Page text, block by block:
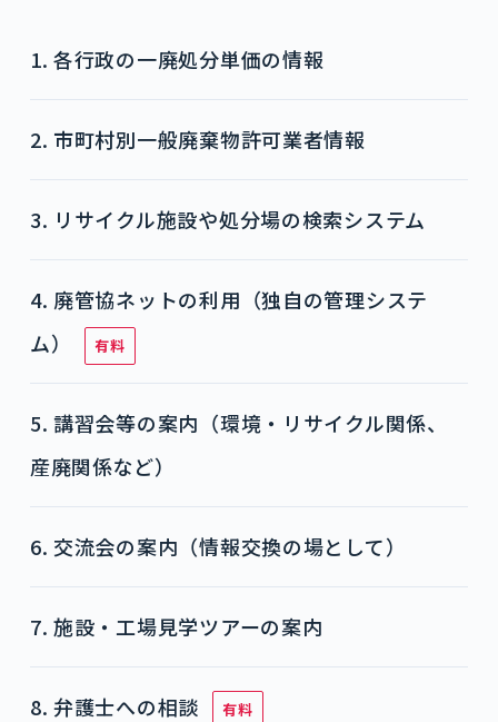
1. 各行政の一廃処分単価の情報
2. 市町村別一般廃棄物許可業者情報
3. リサイクル施設や処分場の検索システム
4. 廃管協ネットの利用（独自の管理システ
ム）
有料
5. 講習会等の案内（環境・リサイクル関係、
産廃関係など）
6. 交流会の案内（情報交換の場として）
7. 施設・工場見学ツアーの案内
8. 弁護士への相談 有料